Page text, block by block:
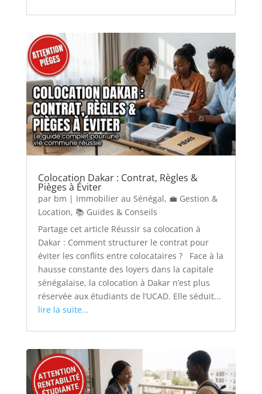
Colocation Dakar : Contrat, Règles &
Pièges à Éviter
par bm | Immobilier au Sénégal, 💼 Gestion &
Location, 📚 Guides & Conseils
Partage cet article Réussir sa colocation à
Dakar : Comment structurer le contrat pour
éviter les conflits entre colocataires ? Face à la
hausse constante des loyers dans la capitale
sénégalaise, la colocation à Dakar n’est plus
réservée aux étudiants de l’UCAD. Elle séduit...
lire la suite...